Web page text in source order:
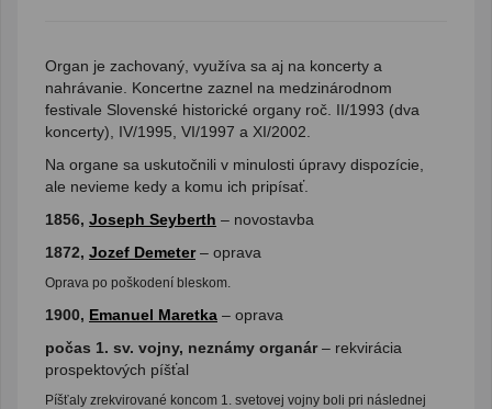
Organ je zachovaný, využíva sa aj na koncerty a
nahrávanie. Koncertne zaznel na medzinárodnom
festivale Slovenské historické organy roč. II/1993 (dva
koncerty), IV/1995, VI/1997 a XI/2002.
Na organe sa uskutočnili v minulosti úpravy dispozície,
ale nevieme kedy a komu ich pripísať.
1856, Joseph Seyberth – novostavba
1872, Jozef Demeter– oprava
Oprava po poškodení bleskom.
1900, Emanuel Maretka – oprava
počas 1. sv. vojny, neznámy organár– rekvirácia
prospektových píšťal
Píšťaly zrekvirované koncom 1. svetovej vojny boli pri následnej